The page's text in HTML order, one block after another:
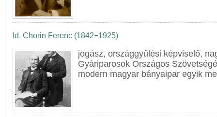
Id. Chorin Ferenc (1842−1925)
jogász, országgyűlési képviselő,
Gyáriparosok Országos
modern magyar bányaipar egyik